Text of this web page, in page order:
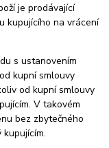
je prodávající
kupujícího na vrácení
s ustanovením
kupní smlouvy
od kupní smlouvy
V takovém
bez zbytečného